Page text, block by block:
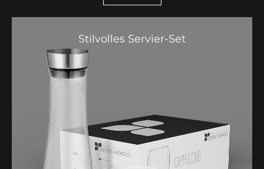
Stilvolles Servier-Set